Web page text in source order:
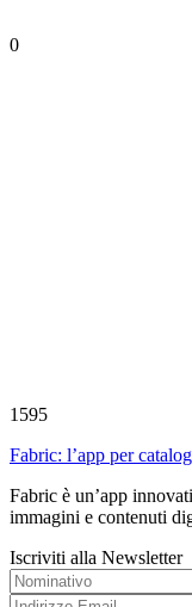
0
1595
Fabric: l’app per
Fabric è un’app
immagini e contenuti
Iscriviti alla Newsletter